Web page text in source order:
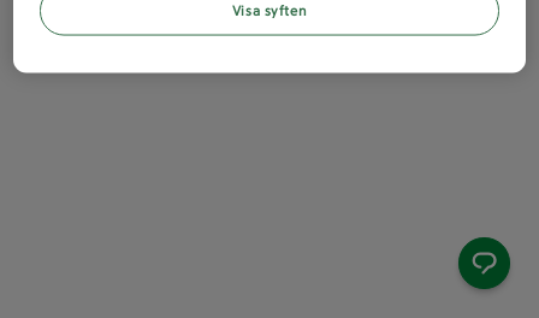
Visa syften